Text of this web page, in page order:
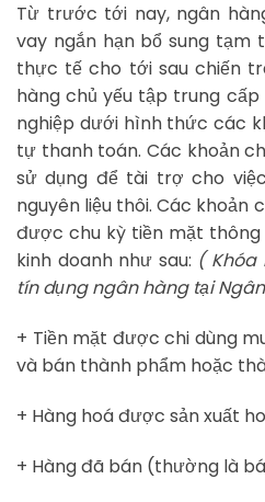
Từ trước tới nay, ngân
vay ngắn hạn bổ sung tạm
thực tế cho tới sau chiến
hàng chủ yếu tập trung
nghiệp dưới hình thức các
tự thanh toán. Các khoản
sử dụng để tài trợ cho
nguyên liệu thôi. Các khoản
được chu kỳ tiền mặt
kinh doanh như sau: ( Khóa
tín dụng ngân hàng tại
+ Tiền mặt được chi dùng
và bán thành phẩm hoặc
+ Hàng hoá được sản xuất
+ Hàng đã bán (thường là